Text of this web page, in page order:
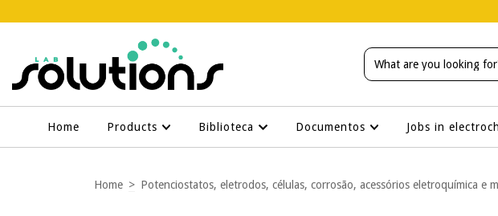
Home Products Biblioteca Documentos Jobs in
Home > Potenciostatos, eletrodos, células, corrosão, acessórios eletroquímica e